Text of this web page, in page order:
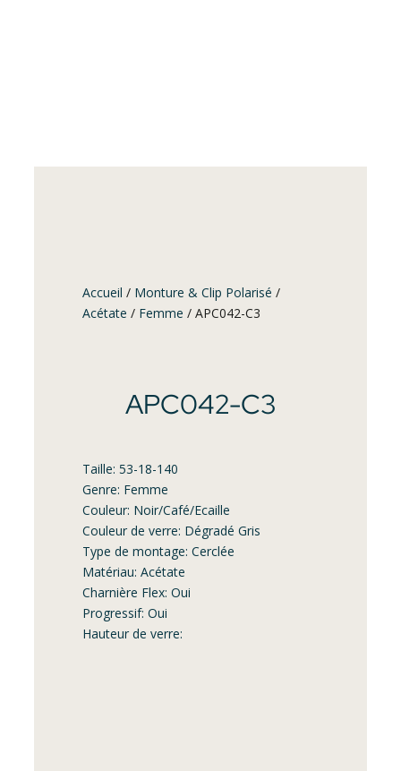
Accueil / Monture & Clip Polarisé /
Acétate / Femme / APC042-C3
APC042-C3
Taille: 53-18-140
Genre: Femme
Couleur: Noir/Café/Ecaille
Couleur de verre: Dégradé Gris
Type de montage: Cerclée
Matériau: Acétate
Charnière Flex: Oui
Progressif: Oui
Hauteur de verre: